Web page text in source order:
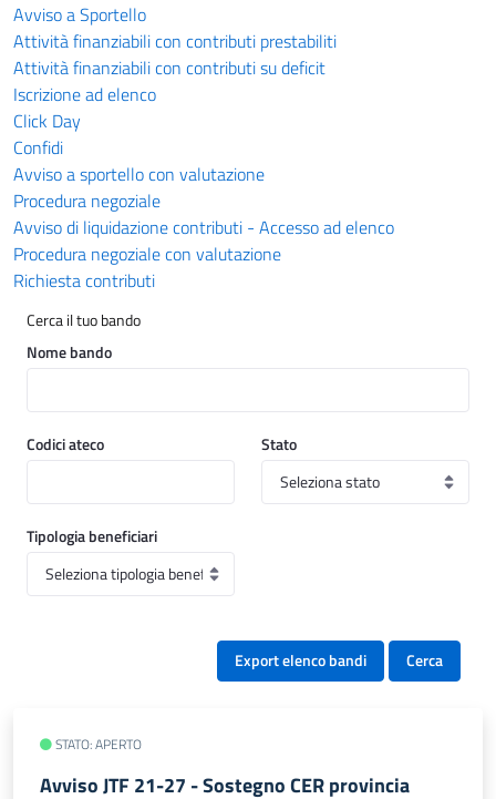
Avviso a Sportello
Attività finanziabili con contributi prestabiliti
Attività finanziabili con contributi su deficit
Iscrizione ad elenco
Click Day
Confidi
Avviso a sportello con valutazione
Procedura negoziale
Avviso di liquidazione contributi - Accesso ad elenco
Procedura negoziale con valutazione
Richiesta contributi
Cerca il tuo bando
Nome bando
Codici ateco Stato
Tipologia beneficiari
Export elenco bandi Cerca
STATO: APERTO
Avviso JTF 21-27 - Sostegno CER provincia